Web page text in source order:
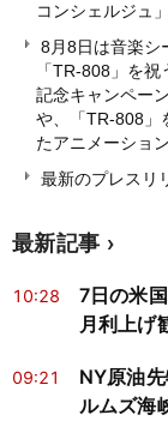
コンシェルジュ
8月8日は音楽シ
「TR-808」を
記念キャンペー
や、「TR-808」
たアニメーショ
最新のプレスリ
最新記事
10:28
7日の米
月利上げ
09:21
NY原油
ルムズ海